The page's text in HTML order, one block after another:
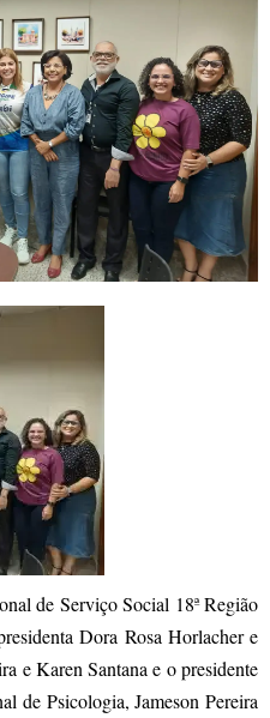
de Serviço Social 18ª Região
Dora Rosa Horlacher e
e Karen Santana e o presidente
de Psicologia, Jameson Pereira